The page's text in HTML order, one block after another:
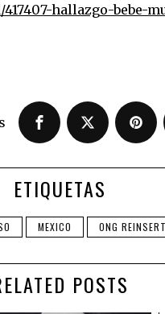
hallazgo-bebe-
ETIQUETAS
MEXICO ONG
POSTS